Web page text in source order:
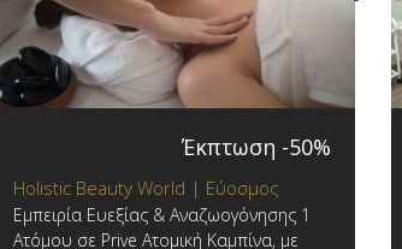
Έκπτωση -50%
Holistic Beauty World | Εύοσμος
Εμπειρία Ευεξίας & Αναζωογόνησης 1
Ατόμου σε Prive Ατομική Καμπίνα, με